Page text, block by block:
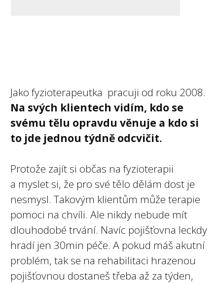
Jako fyzioterapeutka pracuji od roku 2008.
Na svých klientech vidím, kdo se
svému tělu opravdu věnuje a kdo si
to jde jednou týdně odcvičit.
Protože zajít si občas na fyzioterapii
a myslet si, že pro své tělo dělám dost je
nesmysl. Takovým klientům může terapie
pomoci na chvíli. Ale nikdy nebude mít
dlouhodobé trvání. Navíc pojišťovna leckdy
hradí jen 30min péče. A pokud máš akutní
problém, tak se na rehabilitaci hrazenou
pojišťovnou dostaneš třeba až za týden,